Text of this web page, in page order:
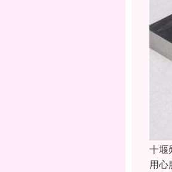
十堰
用心